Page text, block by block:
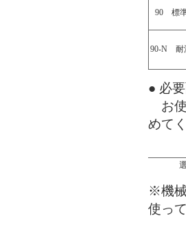
90 標
90-N 耐
● 必
お使
めて
※機
使っ